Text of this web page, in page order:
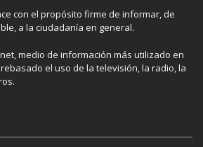
con el propósito firme de informar, de
a la ciudadanía en general.
medio de información más utilizado en
el uso de la televisión, la radio, la